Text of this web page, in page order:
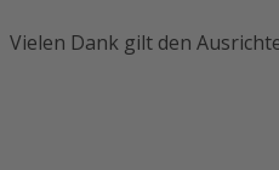
Vielen Dank gilt den